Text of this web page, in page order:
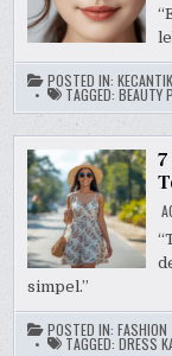
POSTED IN:
TAGGED:BEAUTY
simpel.”
POSTED IN:FASHION
TAGGED:DRESS